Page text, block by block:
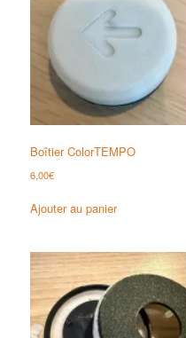
Boîtier ColorTEMPO
6,00€
Ajouter au panier